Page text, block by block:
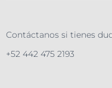
Contáctanos si tienes
+52 442 475 2193